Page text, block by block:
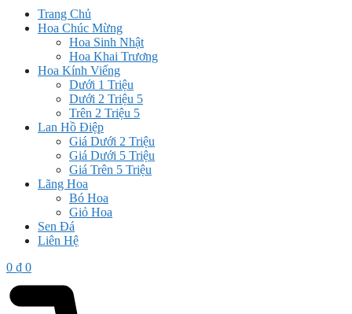
Trang Chủ
Hoa Chúc Mừng
Hoa Sinh Nhật
Hoa Khai Trương
Hoa Kính Viếng
Dưới 1 Triệu
Dưới 2 Triệu 5
Trên 2 Triệu 5
Lan Hồ Điệp
Giá Dưới 2 Triệu
Giá Dưới 5 Triệu
Giá Trên 5 Triệu
Lãng Hoa
Bó Hoa
Giỏ Hoa
Sen Đá
Liên Hệ
0 ₫ 0